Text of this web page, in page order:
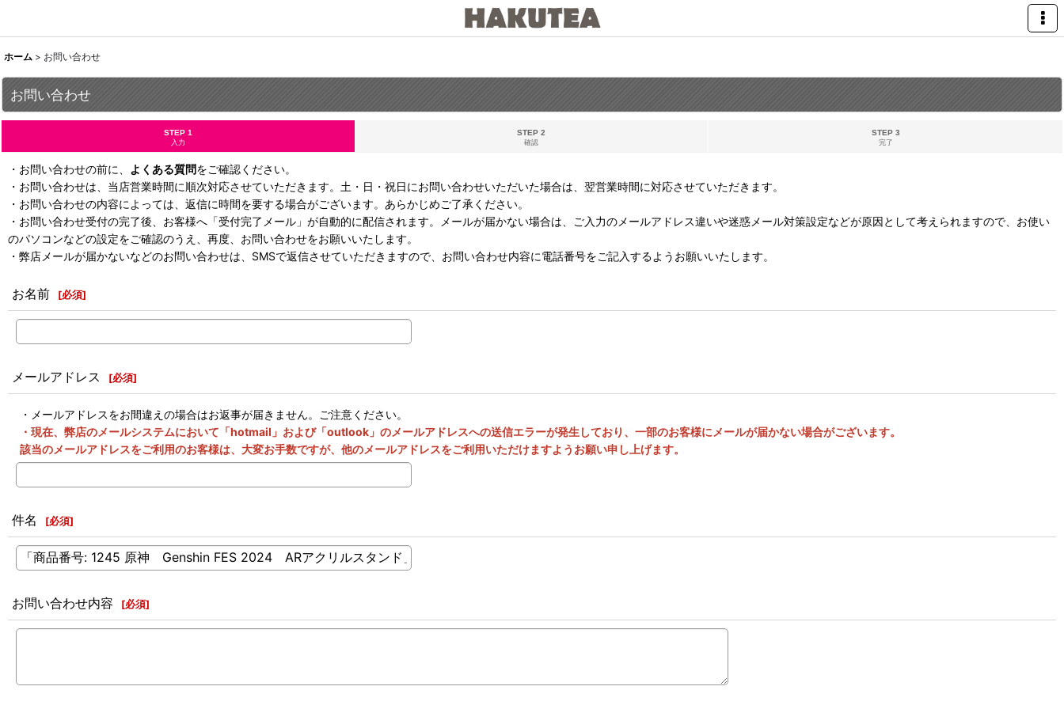
ホーム > お問い合わせ
お問い合わせ
STEP 1
入力
STEP 2
確認
STEP 3
完了
・お問い合わせの前に、 よくある質問をご確認ください。
・お問い合わせは、当店営業時間に順次対応させていただきます。土・日・祝日にお問い合わせいただいた場合は、翌営業時間に対応させていただきます。
・お問い合わせの内容によっては、返信に時間を要する場合がございます。あらかじめご了承ください。
・お問い合わせ受付の完了後、お客様へ「受付完了メール」が自動的に配信されます。メールが届かない場合は、ご入力のメールアドレス違いや迷惑メール対策設定などが原因として考えられますので、お使い
のパソコンなどの設定をご確認のうえ、再度、お問い合わせをお願いいたします。
・弊店メールが届かないなどのお問い合わせは、SMSで返信させていただきますので、お問い合わせ内容に電話番号をご記入するようお願いいたします。
お名前 [必須]
メールアドレス [必須]
・メールアドレスをお間違えの場合はお返事が届きません。ご注意ください。
・現在、弊店のメールシステムにおいて「hotmail」および「outlook」のメールアドレスへの送信エラーが発生しており、一部のお客様にメールが届かない場合がございます。
該当のメールアドレスをご利用のお客様は、大変お手数ですが、他のメールアドレスをご利用いただけますようお願い申し上げます。
件名 [必須]
お問い合わせ内容 [必須]